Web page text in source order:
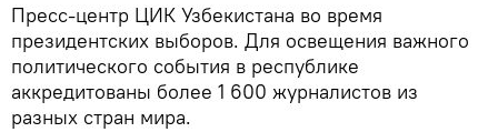
Пресс-центр ЦИК Узбекистана во время
президентских выборов. Для освещения важного
политического события в республике
аккредитованы более 1 600 журналистов из
разных стран мира.